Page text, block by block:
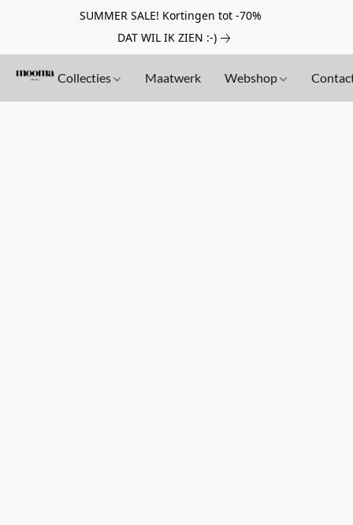
SUMMER SALE! Kortingen tot -70%
DAT WIL IK ZIEN :-)
Collecties Maatwerk Webshop